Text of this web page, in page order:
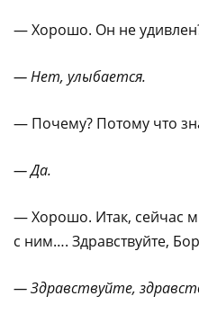
— Хорошо. Он не
— Нет, улыбается.
— Почему? Потому что
— Да.
— Хорошо. Итак, сейчас
с ним…. Здравствуйте,
— Здравствуйте,